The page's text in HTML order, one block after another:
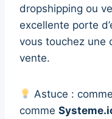
dropshipping ou
excellente porte
vous touchez une
vente.
Astuce :
comme